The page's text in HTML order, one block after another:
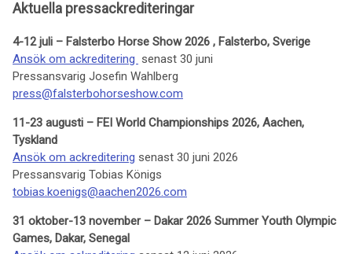
Aktuella pressackrediteringar
4-12 juli – Falsterbo Horse Show 2026 , Falsterbo, Sverige
Ansök om ackreditering senast 30 juni
Pressansvarig Josefin Wahlberg
press@falsterbohorseshow.com
11-23 augusti – FEI World Championships 2026, Aachen,
Tyskland
Ansök om ackreditering senast 30 juni 2026
Pressansvarig Tobias Königs
tobias.koenigs@aachen2026.com
31 oktober-13 november – Dakar 2026 Summer Youth Olympic
Games, Dakar, Senegal